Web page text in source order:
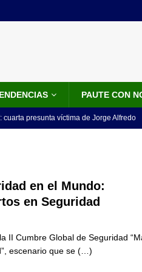
PAUTE CON
cuarta presunta víctima de Jorge Alfredo
JUDICIALES
entregan los detalles de porque se
exdirectora del Dapre Angie Rodríguez
en el Mundo:
en Seguridad
II Cumbre Global de Seguridad
escenario que se (…)